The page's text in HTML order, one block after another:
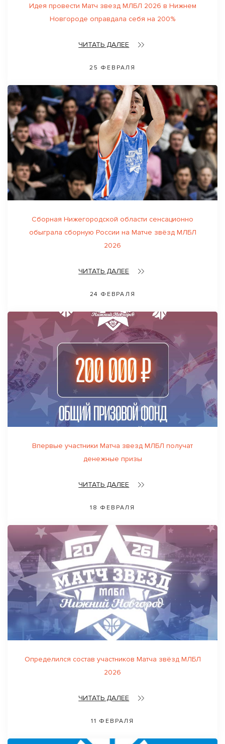
Идея провести Матч звезд МЛБЛ 2026 в Нижнем
Новгороде оправдала себя на 200%
ЧИТАТЬ ДАЛЕЕ
25 ФЕВРАЛЯ
Сборная Нижегородской области сенсационно
обыграла сборную России на Матче звёзд МЛБЛ
2026
ЧИТАТЬ ДАЛЕЕ
24 ФЕВРАЛЯ
Впервые участники Матча звезд МЛБЛ получат
денежные призы
ЧИТАТЬ ДАЛЕЕ
18 ФЕВРАЛЯ
Определился состав участников Матча звёзд МЛБЛ
2026
ЧИТАТЬ ДАЛЕЕ
11 ФЕВРАЛЯ